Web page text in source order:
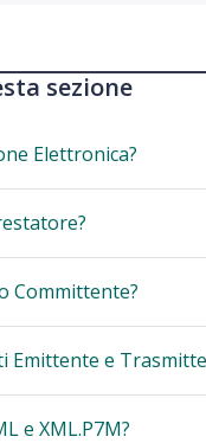
sezione
Elettronica?
Committente?
Emittente e
e XML.P7M?